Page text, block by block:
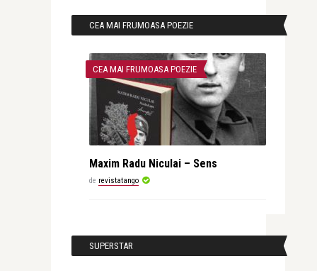
CEA MAI FRUMOASA POEZIE
CEA MAI FRUMOASA POEZIE
Maxim Radu Niculai – Sens
de revistatango
SUPERSTAR